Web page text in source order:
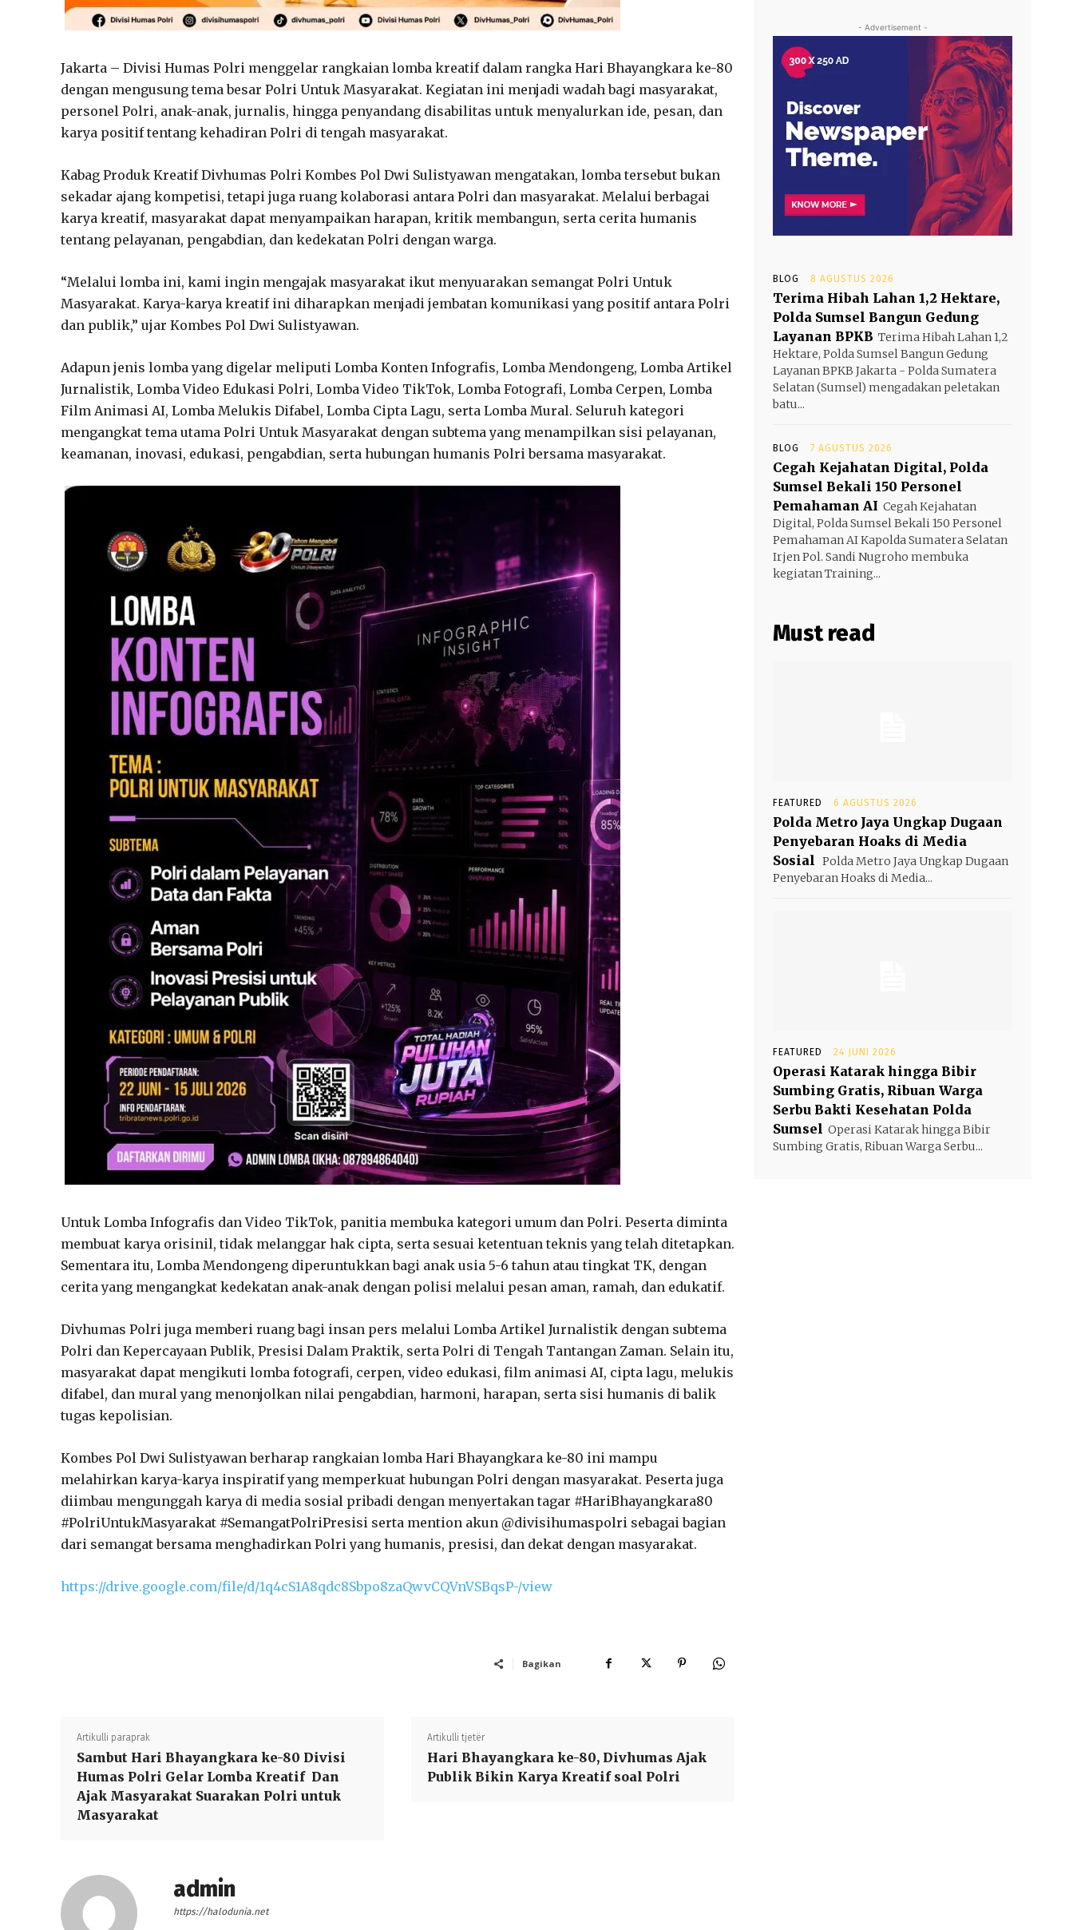
Jakarta – Divisi Humas Polri menggelar rangkaian lomba kreatif dalam rangka Hari Bhayangkara ke-80
dengan mengusung tema besar Polri Untuk Masyarakat. Kegiatan ini menjadi wadah bagi masyarakat,
personel Polri, anak-anak, jurnalis, hingga penyandang disabilitas untuk menyalurkan ide, pesan, dan
karya positif tentang kehadiran Polri di tengah masyarakat.
Kabag Produk Kreatif Divhumas Polri Kombes Pol Dwi Sulistyawan mengatakan, lomba tersebut bukan
sekadar ajang kompetisi, tetapi juga ruang kolaborasi antara Polri dan masyarakat. Melalui berbagai
karya kreatif, masyarakat dapat menyampaikan harapan, kritik membangun, serta cerita humanis
tentang pelayanan, pengabdian, dan kedekatan Polri dengan warga.
“Melalui lomba ini, kami ingin mengajak masyarakat ikut menyuarakan semangat Polri Untuk
Masyarakat. Karya-karya kreatif ini diharapkan menjadi jembatan komunikasi yang positif antara Polri
dan publik,” ujar Kombes Pol Dwi Sulistyawan.
Adapun jenis lomba yang digelar meliputi Lomba Konten Infografis, Lomba Mendongeng, Lomba Artikel
Jurnalistik, Lomba Video Edukasi Polri, Lomba Video TikTok, Lomba Fotografi, Lomba Cerpen, Lomba
Film Animasi AI, Lomba Melukis Difabel, Lomba Cipta Lagu, serta Lomba Mural. Seluruh kategori
mengangkat tema utama Polri Untuk Masyarakat dengan subtema yang menampilkan sisi pelayanan,
keamanan, inovasi, edukasi, pengabdian, serta hubungan humanis Polri bersama masyarakat.
Untuk Lomba Infografis dan Video TikTok, panitia membuka kategori umum dan Polri. Peserta diminta
membuat karya orisinil, tidak melanggar hak cipta, serta sesuai ketentuan teknis yang telah ditetapkan.
Sementara itu, Lomba Mendongeng diperuntukkan bagi anak usia 5-6 tahun atau tingkat TK, dengan
cerita yang mengangkat kedekatan anak-anak dengan polisi melalui pesan aman, ramah, dan edukatif.
Divhumas Polri juga memberi ruang bagi insan pers melalui Lomba Artikel Jurnalistik dengan subtema
Polri dan Kepercayaan Publik, Presisi Dalam Praktik, serta Polri di Tengah Tantangan Zaman. Selain itu,
masyarakat dapat mengikuti lomba fotografi, cerpen, video edukasi, film animasi AI, cipta lagu, melukis
difabel, dan mural yang menonjolkan nilai pengabdian, harmoni, harapan, serta sisi humanis di balik
tugas kepolisian.
Kombes Pol Dwi Sulistyawan berharap rangkaian lomba Hari Bhayangkara ke-80 ini mampu
melahirkan karya-karya inspiratif yang memperkuat hubungan Polri dengan masyarakat. Peserta juga
diimbau mengunggah karya di media sosial pribadi dengan menyertakan tagar #HariBhayangkara80
#PolriUntukMasyarakat #SemangatPolriPresisi serta mention akun @divisihumaspolri sebagai bagian
dari semangat bersama menghadirkan Polri yang humanis, presisi, dan dekat dengan masyarakat.
https://drive.google.com/file/d/1q4cS1A8qdc8Sbpo8zaQwvCQVnVSBqsP-/view
Bagikan
Artikulli paraprak
Sambut Hari Bhayangkara ke-80 Divisi
Humas Polri Gelar Lomba Kreatif Dan
Ajak Masyarakat Suarakan Polri untuk
Masyarakat
Artikulli tjetër
Hari Bhayangkara ke-80, Divhumas Ajak
Publik Bikin Karya Kreatif soal Polri
admin
https://halodunia.net
- Advertisement -
BLOG 8 AGUSTUS 2026
Terima Hibah Lahan 1,2 Hektare,
Polda Sumsel Bangun Gedung
Layanan BPKB Terima Hibah Lahan 1,2
Hektare, Polda Sumsel Bangun Gedung
Layanan BPKB Jakarta - Polda Sumatera
Selatan (Sumsel) mengadakan peletakan
batu...
BLOG 7 AGUSTUS 2026
Cegah Kejahatan Digital, Polda
Sumsel Bekali 150 Personel
Pemahaman AI Cegah Kejahatan
Digital, Polda Sumsel Bekali 150 Personel
Pemahaman AI Kapolda Sumatera Selatan
Irjen Pol. Sandi Nugroho membuka
kegiatan Training...
Must read
FEATURED 6 AGUSTUS 2026
Polda Metro Jaya Ungkap Dugaan
Penyebaran Hoaks di Media
Sosial Polda Metro Jaya Ungkap Dugaan
Penyebaran Hoaks di Media...
FEATURED 24 JUNI 2026
Operasi Katarak hingga Bibir
Sumbing Gratis, Ribuan Warga
Serbu Bakti Kesehatan Polda
Sumsel Operasi Katarak hingga Bibir
Sumbing Gratis, Ribuan Warga Serbu...